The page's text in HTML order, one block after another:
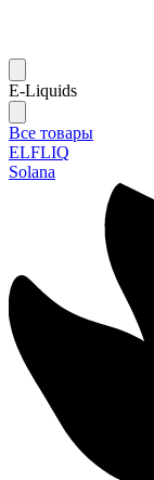
E-Liquids
Все товары
ELFLIQ
Solana